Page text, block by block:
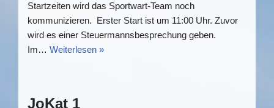
Startzeiten wird das Sportwart-Team noch
kommunizieren. Erster Start ist um 11:00 Uhr. Zuvor
wird es einer Steuermannsbesprechung geben.
Im… Weiterlesen »
JoKat 1